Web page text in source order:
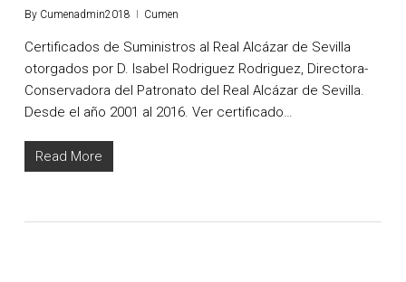
By Cumenadmin2018 Cumen
Certificados de Suministros al Real Alcázar de Sevilla
otorgados por D. Isabel Rodriguez Rodriguez, Directora-
Conservadora del Patronato del Real Alcázar de Sevilla.
Desde el año 2001 al 2016. Ver certificado…
Read More